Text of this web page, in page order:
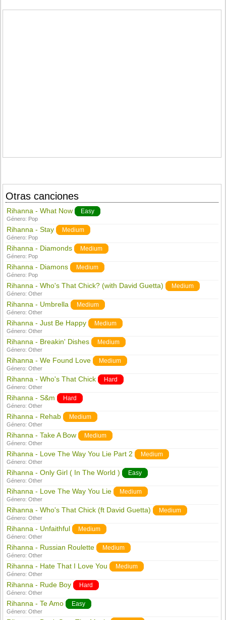
Otras canciones
Rihanna - What Now Easy
Género: Pop
Rihanna - Stay Medium
Género: Pop
Rihanna - Diamonds Medium
Género: Pop
Rihanna - Diamons Medium
Género: Pop
Rihanna - Who's That Chick? (with David Guetta) Medium
Género:Other
Rihanna - Umbrella Medium
Género:Other
Rihanna - Just Be Happy Medium
Género:Other
Rihanna - Breakin' Dishes Medium
Género:Other
Rihanna - We Found Love Medium
Género:Other
Rihanna - Who's That Chick Hard
Género:Other
Rihanna - S&m Hard
Género:Other
Rihanna - Rehab Medium
Género:Other
Rihanna - Take A Bow Medium
Género:Other
Rihanna - Love The Way You Lie Part 2 Medium
Género:Other
Rihanna - Only Girl ( In The World ) Easy
Género:Other
Rihanna - Love The Way You Lie Medium
Género:Other
Rihanna - Who's That Chick (ft David Guetta) Medium
Género:Other
Rihanna - Unfaithful Medium
Género:Other
Rihanna - Russian Roulette Medium
Género:Other
Rihanna - Hate That I Love You Medium
Género:Other
Rihanna - Rude Boy Hard
Género:Other
Rihanna - Te Amo Easy
Género:Other